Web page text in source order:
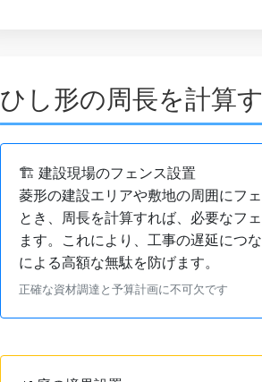
ひし形の周長を計算
🏗️ 建設現場のフェンス設置
菱形の建設エリアや敷地の周囲にフ
とき、周長を計算すれば、必要なフ
ます。これにより、工事の遅延につ
による高額な無駄を防げます。
正確な資材調達と予算計画に不可欠です